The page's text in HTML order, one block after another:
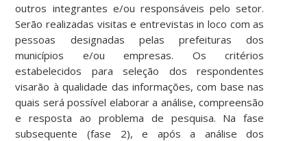
outros integrantes e/ou responsáveis pelo setor.
Serão realizadas visitas e entrevistas in loco com as
pessoas designadas pelas prefeituras dos
municípios e/ou empresas. Os critérios
estabelecidos para seleção dos respondentes
visarão à qualidade das informações, com base nas
quais será possível elaborar a análise, compreensão
e resposta ao problema de pesquisa. Na fase
subsequente (fase 2), e após a análise dos